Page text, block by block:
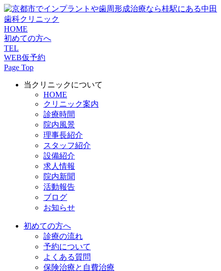
HOME
初めての方へ
TEL
WEB仮予約
Page Top
当クリニックについて
HOME
クリニック案内
診療時間
院内風景
理事長紹介
スタッフ紹介
設備紹介
求人情報
院内新聞
活動報告
ブログ
お知らせ
初めての方へ
診療の流れ
予約について
よくある質問
保険治療と自費治療